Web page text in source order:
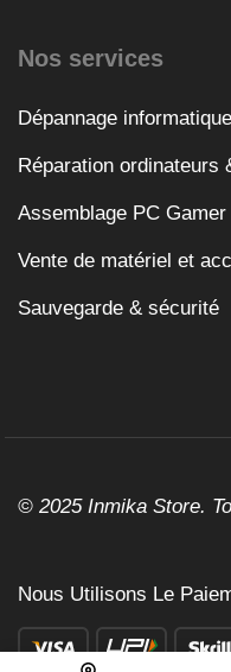
Nos services
Dépannage informatique
Réparation ordinateurs
Assemblage PC Gamer
Vente de matériel et
Sauvegarde & sécurité
© 2025 Inmika Store.
Nous Utilisons Le